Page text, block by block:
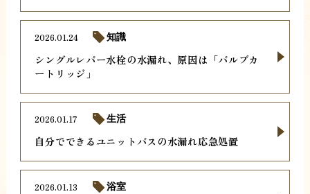
シングルレバー水栓の水漏れ、原因は「バルブカ
ートリッジ」
2026.01.24 知識
自分でできるユニットバスの水漏れ応急処置
2026.01.17 生活
2026.01.13 浴室